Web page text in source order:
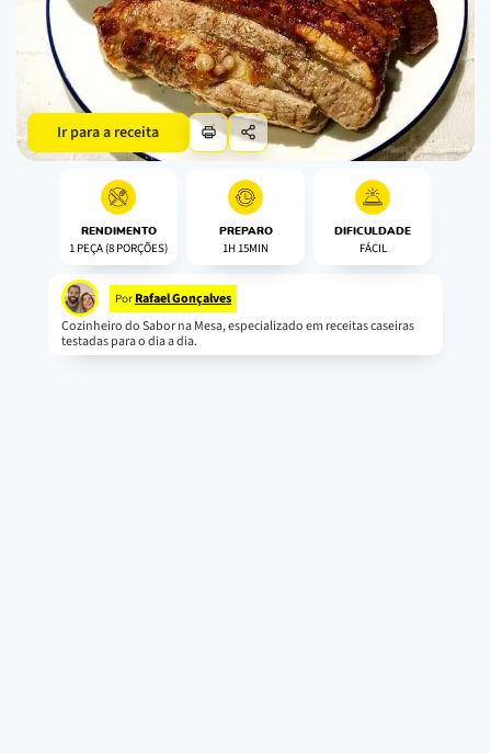
Ir para a receita
RENDIMENTO
1 PEÇA (8 PORÇÕES)
PREPARO
1H 15MIN
DIFICULDADE
FÁCIL
Por Rafael Gonçalves
Cozinheiro do Sabor na Mesa, especializado em receitas caseiras
testadas para o dia a dia.